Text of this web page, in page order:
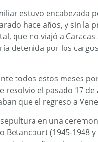
estuvo encabezada
hace años, y sin la
que no viajó a
detenida por los
todos estos meses
resolvió el pasado 17
que el regreso a
en una
Betancourt (1945-1948